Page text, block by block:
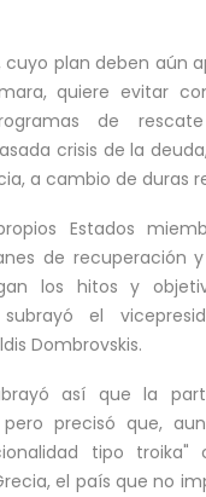
cuyo plan deben aún
quiere evitar
de rescate
crisis de la
a cambio de duras
Estados
de recuperación
los hitos y
subrayó el
Dombrovskis.
así que la
pero precisó que,
tipo
el país que no